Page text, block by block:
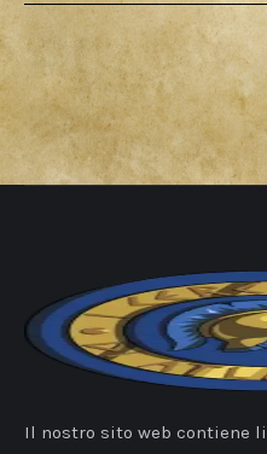
Il nostro sito web contiene